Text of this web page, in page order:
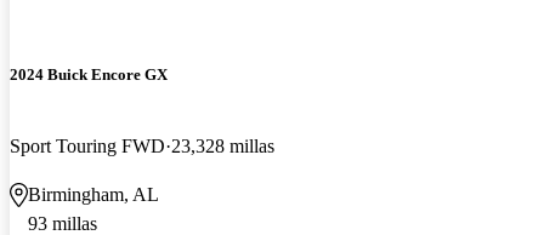
2024 Buick Encore GX
Sport Touring FWD 23,328 millas
Birmingham, AL
93 millas